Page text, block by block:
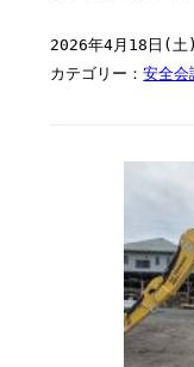
2026年4月18日(
カテゴリー：安全会